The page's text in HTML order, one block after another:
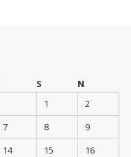
S
N
1
2
7 8
9
14 15
16